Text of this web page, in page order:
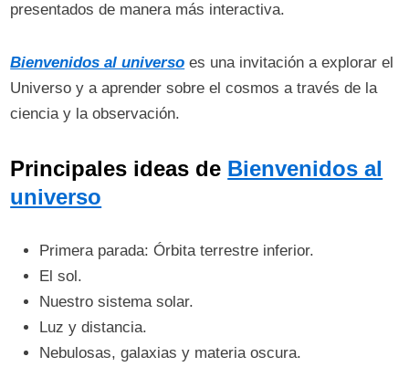
presentados de manera más interactiva.
Bienvenidos al universo es una invitación a explorar el
Universo y a aprender sobre el cosmos a través de la
ciencia y la observación.
Principales ideas de Bienvenidos al
universo
Primera parada: Órbita terrestre inferior.
El sol.
Nuestro sistema solar.
Luz y distancia.
Nebulosas, galaxias y materia oscura.